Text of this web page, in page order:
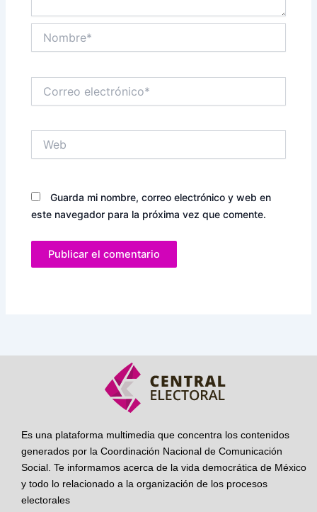
electrónico*
Guarda mi nombre, correo electrónico y web en
este navegador para la próxima vez que comente.
Es una plataforma multimedia que concentra los contenidos
generados por la Coordinación Nacional de Comunicación
Social. Te informamos acerca de la vida democrática de México
y todo lo relacionado a la organización de los procesos
electorales